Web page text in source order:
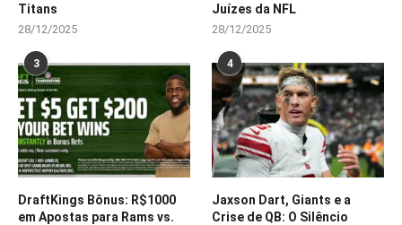
Titans
28/12/2025
Juízes da NFL
28/12/2025
3
DraftKings Bônus: R$1000
em Apostas para Rams vs.
4
Jaxson Dart, Giants e a
Crise de QB: O Silêncio